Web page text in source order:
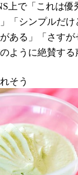
上で「これは
「シンプルだ
ある」「さす
ように絶賛す
そう